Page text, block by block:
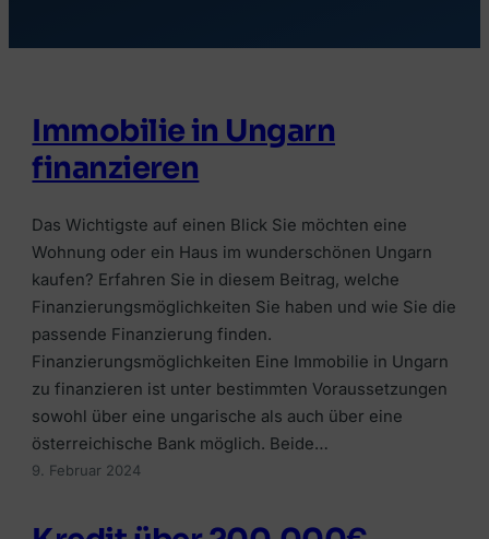
Umschuldung
Immobilienfinanzierung
Eigenkapital
Wie viel Kredit?
Bonität
Wohnbauförderung
🏠
RATGEBER & WISSEN
Haushaltsversicherung
Lebensversicherungen
Grenzgängerversicherung
KFZ-Versicherung
Ferienhausversicherung
Crowdinvesting
RATGEBER & WISSEN
Investment-Überblick
Kryptowährungen kaufen
Depotvergleich
Robo-Advisor-Vergleich
Geldmarktfonds
📈
Wohnbauförderung Österreich
Umschuldungskredit
Bausparkredit
Kredit trotz KSV-Eintrag
MEHR WISSEN
Kreditkarten vergleichen
Tagesgeldkonten
Sparzinsen in Österreich
Anbieter-Erfahrungen
Alle Beiträge
Immobilie in Ungarn
finanzieren
Das Wichtigste auf einen Blick Sie möchten eine
Wohnung oder ein Haus im wunderschönen Ungarn
kaufen? Erfahren Sie in diesem Beitrag, welche
Finanzierungsmöglichkeiten Sie haben und wie Sie die
passende Finanzierung finden.
Finanzierungsmöglichkeiten Eine Immobilie in Ungarn
zu finanzieren ist unter bestimmten Voraussetzungen
sowohl über eine ungarische als auch über eine
österreichische Bank möglich. Beide…
9. Februar 2024